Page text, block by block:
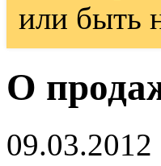
или быть
О